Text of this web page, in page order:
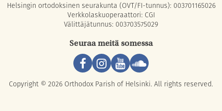
Helsingin ortodoksinen seurakunta (OVT/FI-tunnus): 003701165026
Verkkolaskuoperaattori: CGI
Välittäjätunnus: 003703575029
Seuraa meitä somessa
Copyright © 2026 Orthodox Parish of Helsinki. All rights reserved.